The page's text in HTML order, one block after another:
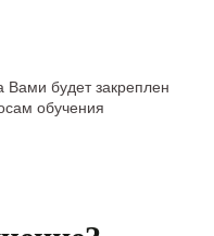
будет закреплен
обучения